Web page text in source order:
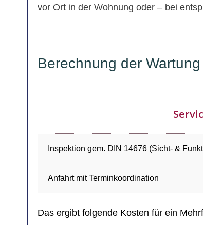
vor Ort in der Wohnung oder – bei
Berechnung der
Inspektion gem. DIN 14676 (Sicht- &
Anfahrt mit Terminkoordination
Das ergibt folgende Kosten für ein